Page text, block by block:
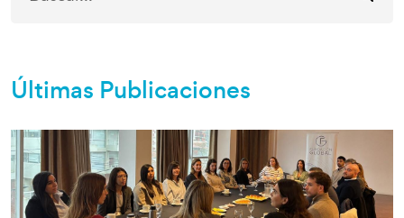
Últimas Publicaciones